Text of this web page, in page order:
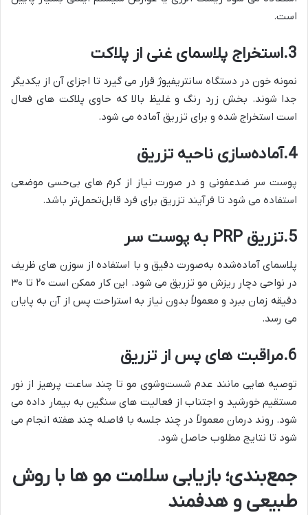
است.
3.استخراج پلاسمای غنی از پلاکت
نمونه خون در دستگاه سانتریفیوژ قرار می‌ گیرد تا اجزای آن از یکدیگر
جدا شوند. بخش زرد رنگ و غلیظ بالا که حاوی پلاکت‌ های فعال
است استخراج شده و برای تزریق آماده می‌ شود.
4.آماده‌سازی ناحیه تزریق
پوست سر ضدعفونی و در صورت نیاز از کرم‌ های بی‌حسی موضعی
استفاده می‌ شود تا فرآیند تزریق برای فرد قابل‌تحمل‌تر باشد.
5.تزریق به پوست سر
پلاسمای آماده‌شده به‌صورت دقیق و با استفاده از سوزن‌ های ظریف
در نواحی دچار ریزش مو تزریق می‌ شود. این کار ممکن است ۲۰ تا ۳۰
دقیقه زمان ببرد و معمولاً بدون نیاز به استراحت پس از آن به پایان
می‌ رسد.
6.مراقبت‌ های پس از تزریق
توصیه‌ هایی مانند عدم شست‌وشوی مو تا چند ساعت پرهیز از نور
مستقیم خورشید و اجتناب از فعالیت‌ های سنگین به بیمار داده می‌
شود. روند درمان معمولاً در چند جلسه با فاصله چند هفته انجام می‌
شود تا نتایج مطلوب حاصل شود.
جمع‌بندی؛ بازیابی سلامت مو ها با روش
طبیعی و هدفمند